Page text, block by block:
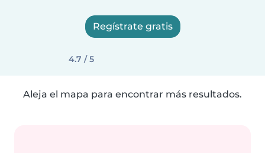
Regístrate gratis
4.7 / 5
Aleja el mapa para encontrar más resultados.